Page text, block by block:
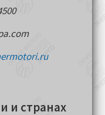
и странах